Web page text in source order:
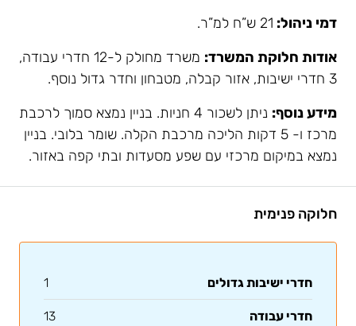
דמי ניהול: 21 ש”ח למ”ר.
אודות חלוקת המשרד:
משרד מחולק ל-12 חדרי עבודה,
3 חדרי ישיבות, אזור קבלה, מטבחון וחדר גדול נוסף.
מידע נוסף:
ניתן לשכור 4 חניות. בניין נמצא סמוך לרכבת
מרכז ו- 5 דקות הליכה מרכבת הקלה. שומר בלובי. בניין
נמצא במיקום מרכזי עם שפע מסעדות ובתי קפה באזור.
חלוקה פנימית
חדרי ישיבות גדולים 1
חדרי עבודה 13